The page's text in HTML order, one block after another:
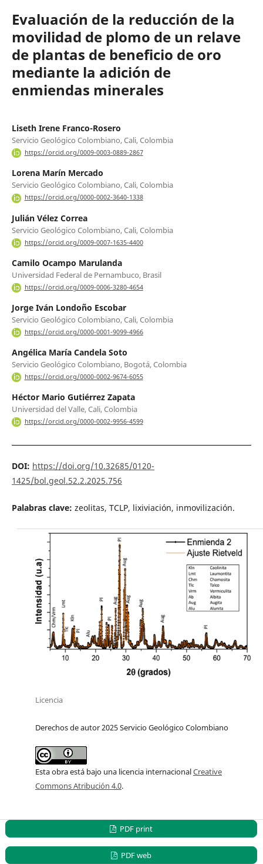
Evaluación de la reducción de la
movilidad de plomo de un relave
de plantas de beneficio de oro
mediante la adición de
enmiendas minerales
Liseth Irene Franco-Rosero
Servicio Geológico Colombiano, Cali, Colombia
https://orcid.org/0009-0003-0889-2867
Lorena Marín Mercado
Servicio Geológico Colombiano, Cali, Colombia
https://orcid.org/0000-0002-3640-1338
Julián Vélez Correa
Servicio Geológico Colombiano, Cali, Colombia
https://orcid.org/0009-0007-1635-4400
Camilo Ocampo Marulanda
Universidad Federal de Pernambuco, Brasil
https://orcid.org/0009-0006-3280-4654
Jorge Iván Londoño Escobar
Servicio Geológico Colombiano, Cali, Colombia
https://orcid.org/0000-0001-9099-4966
Angélica María Candela Soto
Servicio Geológico Colombiano, Bogotá, Colombia
https://orcid.org/0000-0002-9674-6055
Héctor Mario Gutiérrez Zapata
Universidad del Valle, Cali, Colombia
https://orcid.org/0000-0002-9956-4599
DOI: https://doi.org/10.32685/0120-
1425/bol.geol.52.2.2025.756
Palabras clave: zeolitas, TCLP, lixiviación, inmovilización.
Licencia
Derechos de autor 2025 Servicio Geológico Colombiano
Esta obra está bajo una licencia internacionalCreative
Commons Atribución 4.0.
PDF print
PDF web